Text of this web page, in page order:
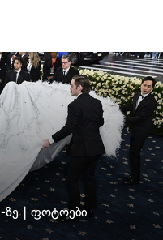
ზე | ფოტოები